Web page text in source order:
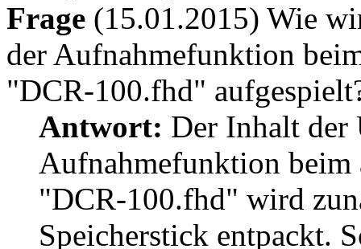
Frage (15.01.2015) Wie
der Aufnahmefunktion
"DCR-100.fhd"
Antwort: Der Inhalt der
Aufnahmefunktion
"DCR-100.fhd" wird
Speicherstick entpackt.